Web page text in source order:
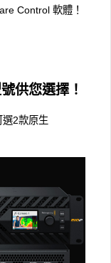
Control 軟體！
供您選擇！
2款原生